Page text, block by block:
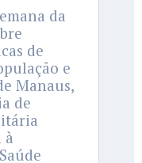
da
de
e
Manaus,
de
à